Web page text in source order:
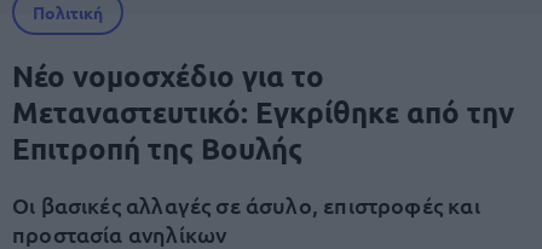
Πολιτική
Νέο νομοσχέδιο για το
Μεταναστευτικό: Εγκρίθηκε από την
Επιτροπή της Βουλής
Οι βασικές αλλαγές σε άσυλο, επιστροφές και
προστασία ανηλίκων